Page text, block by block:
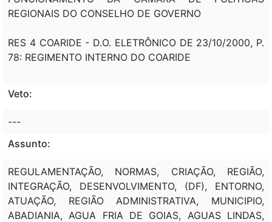
REGIONAIS DO CONSELHO DE GOVERNO
RES 4 COARIDE - D.O. ELETRÔNICO DE 23/10/2000, P.
78: REGIMENTO INTERNO DO COARIDE
Veto:
---
Assunto:
REGULAMENTAÇÃO, NORMAS, CRIAÇÃO, REGIÃO,
INTEGRAÇÃO, DESENVOLVIMENTO, (DF), ENTORNO,
ATUAÇÃO, REGIÃO ADMINISTRATIVA, MUNICIPIO,
ABADIANIA, AGUA FRIA DE GOIAS, AGUAS LINDAS,